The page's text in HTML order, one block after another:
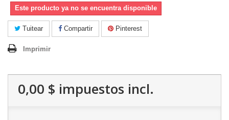
Este producto ya no se encuentra disponible
Tuitear Compartir Pinterest
Imprimir
0,00 $ impuestos incl.